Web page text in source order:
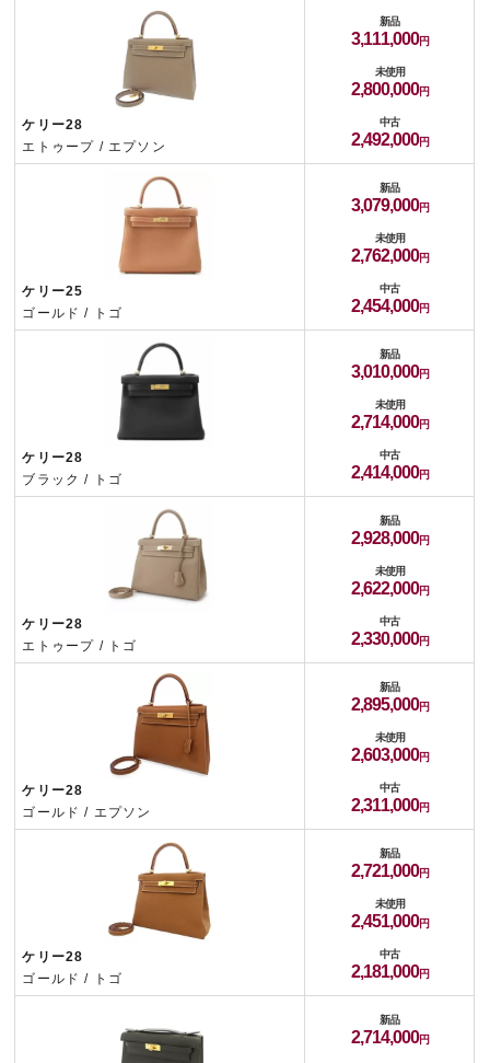
ケリー28
エトゥープ / エプソン
新品
3,111,000
未使用
2,800,000
中古
2,492,000
ケリー25
ゴールド / トゴ
新品
3,079,000
未使用
2,762,000
中古
2,454,000
ケリー28
ブラック / トゴ
新品
3,010,000
未使用
2,714,000
中古
2,414,000
ケリー28
エトゥープ / トゴ
新品
2,928,000
未使用
2,622,000
中古
2,330,000
ケリー28
ゴールド / エプソン
新品
2,895,000
未使用
2,603,000
中古
2,311,000
ケリー28
ゴールド / トゴ
新品
2,721,000
未使用
2,451,000
中古
2,181,000
新品
2,714,000